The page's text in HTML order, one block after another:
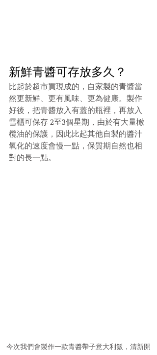
新鮮青醬可存放多久？
比起於超市買現成的，自家製的青醬當
然更新鮮、更有風味、更為健康。製作
好後，把青醬放入有蓋的瓶裡，再放入
雪櫃可保存 2至3個星期，由於有大量橄
欖油的保護，因此比起其他自製的醬汁
氧化的速度會慢一點，保質期自然也相
對的長一點。
今次我們會製作一款青醬帶子意大利飯，清新開